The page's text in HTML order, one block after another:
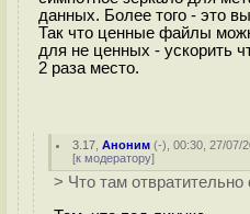
данных. Более того - это
Так что ценные файлы
для не ценных - ускорить
2 раза место.
3.17 ,Аноним (-), 00:30, 27/07/
[к модератору]
> Что там отвратительно